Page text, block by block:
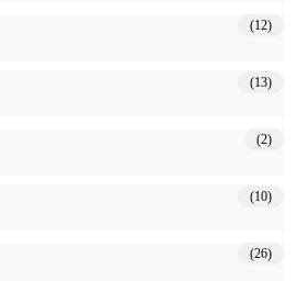
(12)
(13)
(2)
(10)
(26)